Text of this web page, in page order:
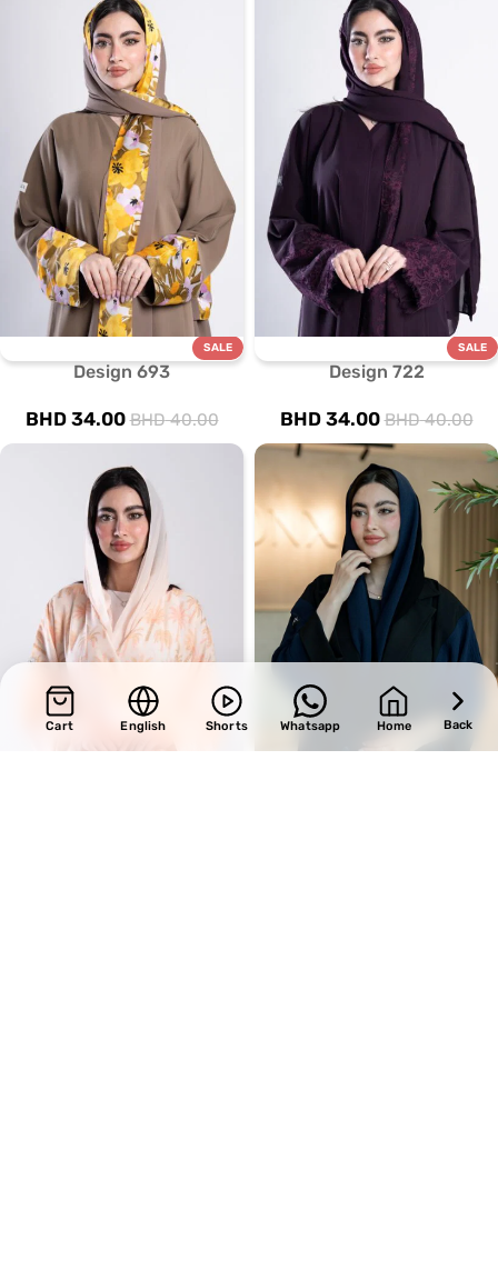
SALE
Design 722
BHD40.00
BHD34.00
SALE
Design 693
BHD40.00
BHD34.00
Back
Home
Whatsapp
Shorts
English
Cart